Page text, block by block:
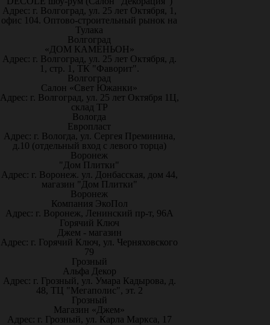
Адрес: г. Волгоград, ул. 25 лет Октября, 1,
офис 104. Оптово-строительный рынок на
Тулака
Волгоград
«ДОМ КАМЕНЬОН»
Адрес: г. Волгоград, ул. 25 лет Октября, д.
1, стр. 1, ТК "Фаворит".
Волгоград
Салон «Свет Южанки»
Адрес: г. Волгоград, ул. 25 лет Октября 1Ц,
склад ТР
Вологда
Европласт
Адрес: г. Вологда, ул. Сергея Преминина,
д.10 (отдельный вход с левого торца)
Воронеж
"Дом Плитки"
Адрес: г. Воронеж. ул. Донбасская, дом 44,
магазин "Дом Плитки"
Воронеж
Компания ЭкоПол
Адрес: г. Воронеж, Ленинский пр-т, 96А
Горячий Ключ
Джем - магазин
Адрес: г. Горячий Ключ, ул. Черняховского
79
Грозный
Альфа Декор
Адрес: г. Грозный, ул. Умара Кадырова, д.
48, ТЦ "Мегаполис", эт. 2
Грозный
Магазин «Джем»
Адрес: г. Грозный, ул. Карла Маркса, 17